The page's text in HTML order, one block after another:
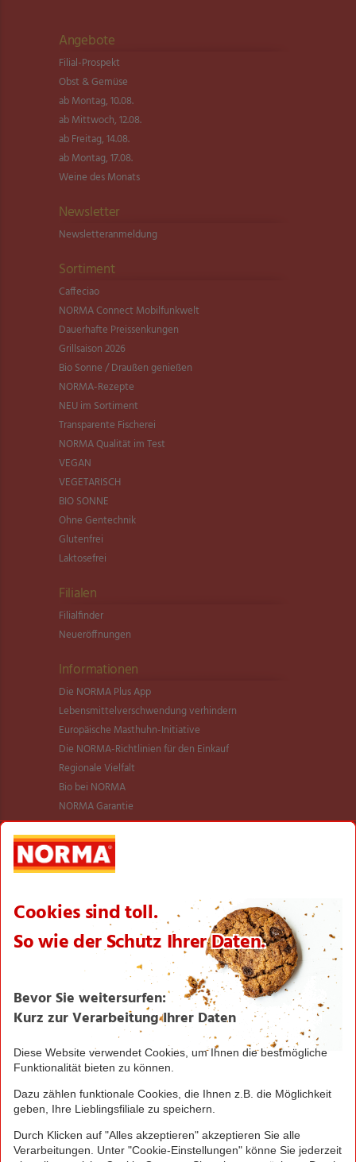
Angebote
Filial-Prospekt
Obst & Gemüse
ab Montag, 10.08.
ab Mittwoch, 12.08.
ab Freitag, 14.08.
ab Montag, 17.08.
Weine des Monats
Newsletter
Newsletter­anmeldung
Sortiment
Caffeciao
NORMA Connect Mobilfunkwelt
Dauerhafte Preissenkungen
Grillsaison 2026
Bio Sonne / Draußen genießen
NORMA-Rezepte
NEU im Sortiment
Transparente Fischerei
NORMA Qualität im Test
VEGAN
VEGETARISCH
BIO SONNE
Ohne Gentechnik
Glutenfrei
Laktosefrei
Filialen
Filialfinder
Neueröffnungen
Informationen
Die NORMA Plus App
Lebensmittel­verschwendung verhindern
Europäische Masthuhn-Initiative
Die NORMA-Richtlinien für den Einkauf
Regionale Vielfalt
Bio bei NORMA
NORMA Garantie
NORMA Qualität
Verantwortung
Aktionsartikel
Einkaufsliste
Zahlungsabwicklung
NORMA bei Facebook & Instagram
Barrierefreiheitserklärung
Unternehmen
Über NORMA
Organisation
International
Logistik
Filialnetz
Expansion
Karriere